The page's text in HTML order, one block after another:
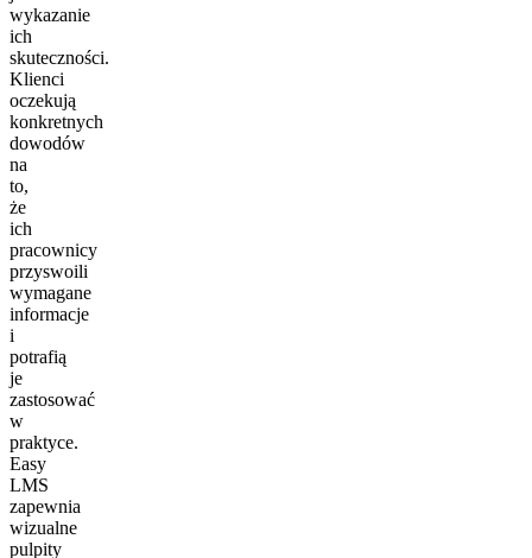
wykazanie
ich
skuteczności.
Klienci
oczekują
konkretnych
dowodów
na
to,
że
ich
pracownicy
przyswoili
wymagane
informacje
i
potrafią
je
zastosować
w
praktyce.
Easy
LMS
zapewnia
wizualne
pulpity